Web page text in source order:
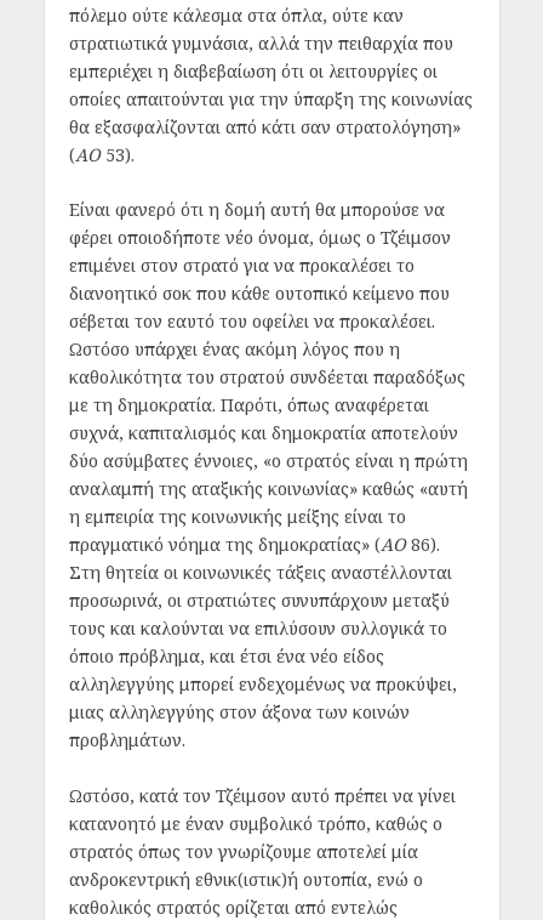
πόλεμο ούτε κάλεσμα στα όπλα, ούτε καν
στρατιωτικά γυμνάσια, αλλά την πειθαρχία που
εμπεριέχει η διαβεβαίωση ότι οι λειτουργίες οι
οποίες απαιτούνται για την ύπαρξη της κοινωνίας
θα εξασφαλίζονται από κάτι σαν στρατολόγηση»
(ΑΟ53).
Είναι φανερό ότι η δομή αυτή θα μπορούσε να
φέρει οποιοδήποτε νέο όνομα, όμως ο Τζέιμσον
επιμένει στον στρατό για να προκαλέσει το
διανοητικό σοκ που κάθε ουτοπικό κείμενο που
σέβεται τον εαυτό του οφείλει να προκαλέσει.
Ωστόσο υπάρχει ένας ακόμη λόγος που η
καθολικότητα του στρατού συνδέεται παραδόξως
με τη δημοκρατία. Παρότι, όπως αναφέρεται
συχνά, καπιταλισμός και δημοκρατία αποτελούν
δύο ασύμβατες έννοιες, «ο στρατός είναι η πρώτη
αναλαμπή της αταξικής κοινωνίας» καθώς «αυτή
η εμπειρία της κοινωνικής μείξης είναι το
πραγματικό νόημα της δημοκρατίας» (ΑΟ86).
Στη θητεία οι κοινωνικές τάξεις αναστέλλονται
προσωρινά, οι στρατιώτες συνυπάρχουν μεταξύ
τους και καλούνται να επιλύσουν συλλογικά το
όποιο πρόβλημα, και έτσι ένα νέο είδος
αλληλεγγύης μπορεί ενδεχομένως να προκύψει,
μιας αλληλεγγύης στον άξονα των κοινών
προβλημάτων.
Ωστόσο, κατά τον Τζέιμσον αυτό πρέπει να γίνει
κατανοητό με έναν συμβολικό τρόπο, καθώς ο
στρατός όπως τον γνωρίζουμε αποτελεί μία
ανδροκεντρική εθνικ(ιστικ)ή ουτοπία, ενώ ο
καθολικός στρατός ορίζεται από εντελώς